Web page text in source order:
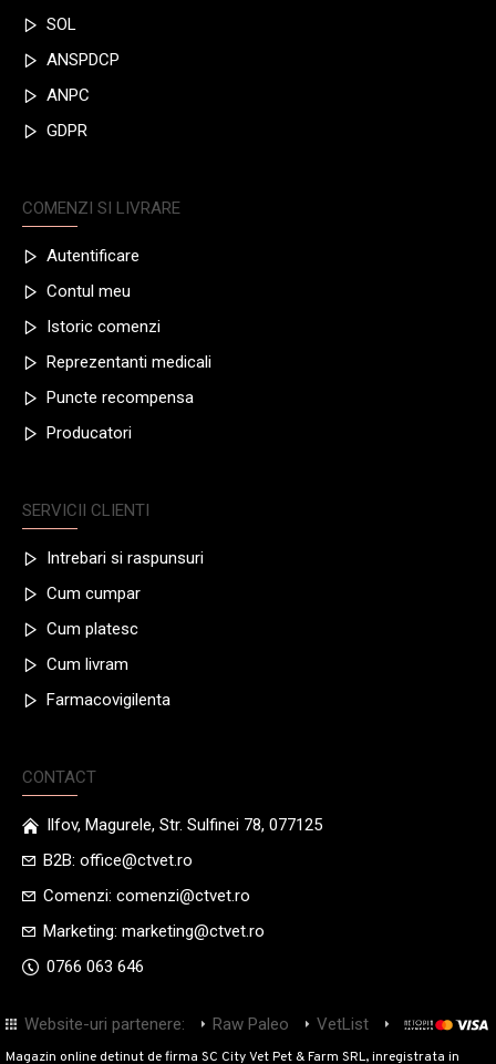
SOL
ANSPDCP
ANPC
GDPR
COMENZI SI LIVRARE
Autentificare
Contul meu
Istoric comenzi
Reprezentanti medicali
Puncte recompensa
Producatori
SERVICII CLIENTI
Intrebari si raspunsuri
Cum cumpar
Cum platesc
Cum livram
Farmacovigilenta
CONTACT
Ilfov, Magurele, Str. Sulfinei 78, 077125
B2B: office@ctvet.ro
Comenzi: comenzi@ctvet.ro
Marketing: marketing@ctvet.ro
0766 063 646
Website-uri partenere: Raw Paleo VetList M-Pets
Magazin online detinut de firma SC City Vet Pet & Farm SRL, inregistrata in